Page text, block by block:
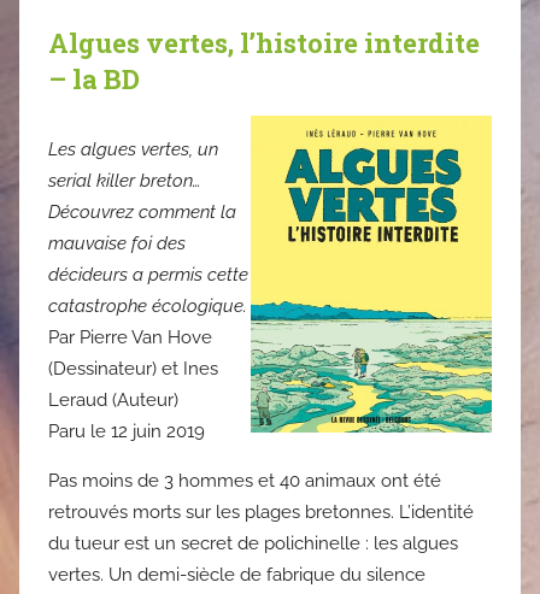
Algues vertes, l’histoire interdite
– la BD
Les algues vertes, un
serial killer breton…
Découvrez comment la
mauvaise foi des
décideurs a permis cette
catastrophe écologique.
Par Pierre Van Hove
(Dessinateur) et Ines
Leraud (Auteur)
Paru le 12 juin 2019
Pas moins de 3 hommes et 40 animaux ont été
retrouvés morts sur les plages bretonnes. L’identité
du tueur est un secret de polichinelle : les algues
vertes. Un demi-siècle de fabrique du silence